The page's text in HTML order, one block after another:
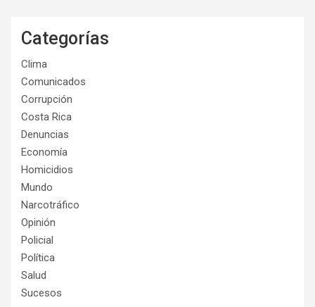
Categorías
Clima
Comunicados
Corrupción
Costa Rica
Denuncias
Economía
Homicidios
Mundo
Narcotráfico
Opinión
Policial
Política
Salud
Sucesos